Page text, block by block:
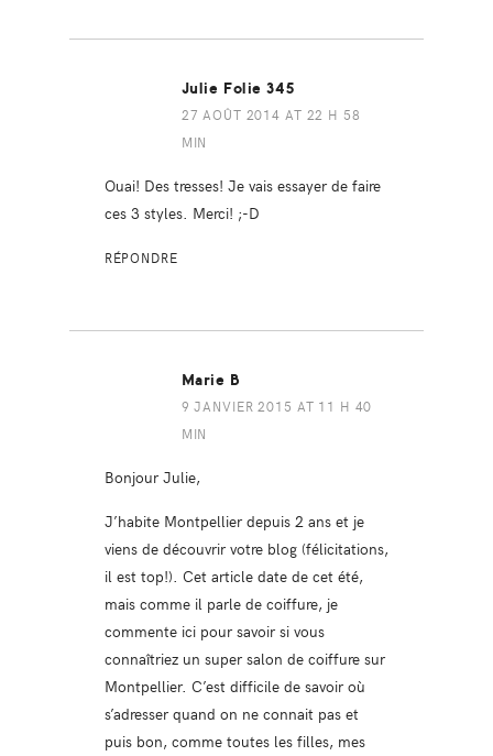
Julie Folie 345
27 AOÛT 2014 AT 22 H 58
MIN
Ouai! Des tresses! Je vais essayer de faire
ces 3 styles. Merci! ;-D
RÉPONDRE
Marie B
9 JANVIER 2015 AT 11 H 40
MIN
Bonjour Julie,
J’habite Montpellier depuis 2 ans et je
viens de découvrir votre blog (félicitations,
il est top!). Cet article date de cet été,
mais comme il parle de coiffure, je
commente ici pour savoir si vous
connaîtriez un super salon de coiffure sur
Montpellier. C’est difficile de savoir où
s’adresser quand on ne connait pas et
puis bon, comme toutes les filles, mes